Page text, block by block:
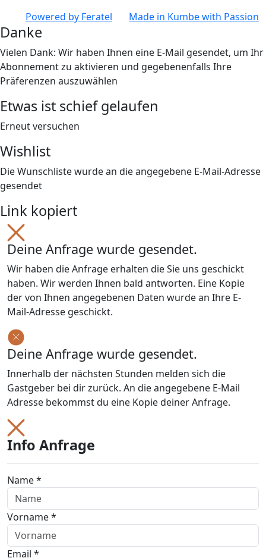
Powered by Feratel Made in Kumbewith Passion
Danke
Vielen Dank: Wir haben Ihnen eine E-Mail gesendet, um Ihr
Abonnement zu aktivieren und gegebenenfalls Ihre
Präferenzen auszuwählen
Etwas ist schief gelaufen
Erneut versuchen
Wishlist
Die Wunschliste wurde an die angegebene E-Mail-Adresse
gesendet
Link kopiert
Deine Anfrage wurde gesendet.
Wir haben die Anfrage erhalten die Sie uns geschickt
haben. Wir werden Ihnen bald antworten. Eine Kopie
der von Ihnen angegebenen Daten wurde an Ihre E-
Mail-Adresse geschickt.
Deine Anfrage wurde gesendet.
Innerhalb der nächsten Stunden melden sich die
Gastgeber bei dir zurück. An die angegebene E-Mail
Adresse bekommst du eine Kopie deiner Anfrage.
Info Anfrage
Name *
Vorname *
Email *